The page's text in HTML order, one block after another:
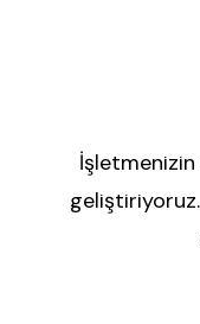
İşletmenizin